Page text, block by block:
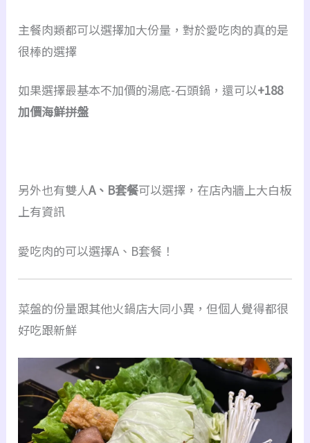
主餐肉類都可以選擇加大份量，對於愛吃肉的真的是
很棒的選擇
如果選擇最基本不加價的湯底-石頭鍋，還可以+188
加價海鮮拼盤
另外也有雙人A、B套餐可以選擇，在店內牆上大白板
上有資訊
愛吃肉的可以選擇A、B套餐！
菜盤的份量跟其他火鍋店大同小異，但個人覺得都很
好吃跟新鮮